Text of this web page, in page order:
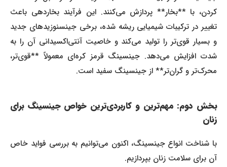
کردن، با **بخار** پردازش می‌کنند. این فرآیند بخاردهی باعث
تغییر در ترکیبات شیمیایی ریشه شده، برخی جینسنوزیدهای جدید
و بسیار قوی‌تر را تولید می‌کند و خاصیت آنتی‌اکسیدانی آن را به
شدت افزایش می‌دهد. جینسینگ قرمز کره‌ای معمولاً **قوی‌تر،
محرک‌تر و گران‌تر** از جینسینگ سفید است.
بخش دوم: مهم‌ترین و کاربردی‌ترین خواص جینسینگ برای
زنان
با شناخت انواع جینسینگ، اکنون می‌توانیم به بررسی فواید خاص
آن برای سلامت زنان بپردازیم.